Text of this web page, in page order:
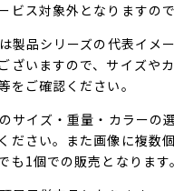
ビス対象外となりますの
製品シリーズの代表イメ
ざいますので、サイズや
をご確認ください。
サイズ・重量・カラーの
ださい。また画像に複数
も1個での販売となります。